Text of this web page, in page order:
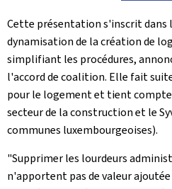
Cette présentation s'inscrit dans
dynamisation de la création de
simplifiant les procédures,
l'accord de coalition. Elle fait
pour le logement et tient compte
secteur de la construction et le
communes luxembourgeoises).
"Supprimer les lourdeurs
n'apportent pas de valeur